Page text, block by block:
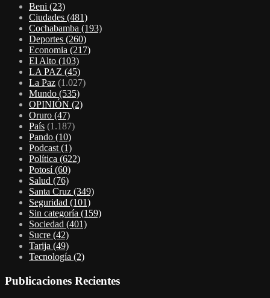
Beni (23)
Ciudades (481)
Cochabamba (193)
Deportes (260)
Economia (217)
El Alto (103)
LA PAZ (45)
La Paz (1.027)
Mundo (535)
OPINIÓN (2)
Oruro (47)
País (1.187)
Pando (10)
Podcast (1)
Política (622)
Potosí(60)
Salud (76)
Santa Cruz (349)
Seguridad (101)
Sin categoría (159)
Sociedad (401)
Sucre (42)
Tarija (49)
Tecnología (2)
Publicaciones Recientes